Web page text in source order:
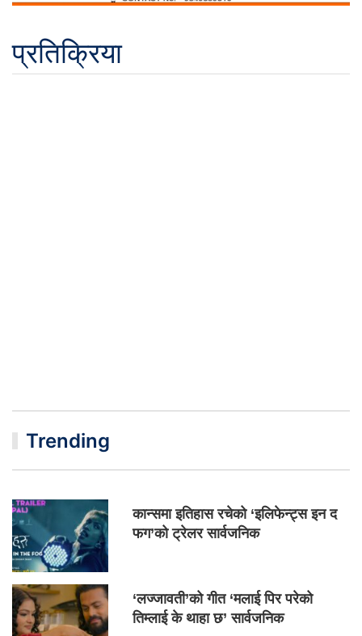
प्रतिक्रिया
Trending
कान्समा इतिहास रचेको ‘इलिफेन्ट्स इन द
फग’को ट्रेलर सार्वजनिक
‘लज्जावती’को गीत ‘मलाई पिर परेको
तिम्लाई के थाहा छ’ सार्वजनिक